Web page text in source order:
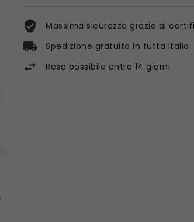
Massima sicurezza grazie al
Spedizione gratuita in tutta Italia
Reso possibile entro 14 giorni